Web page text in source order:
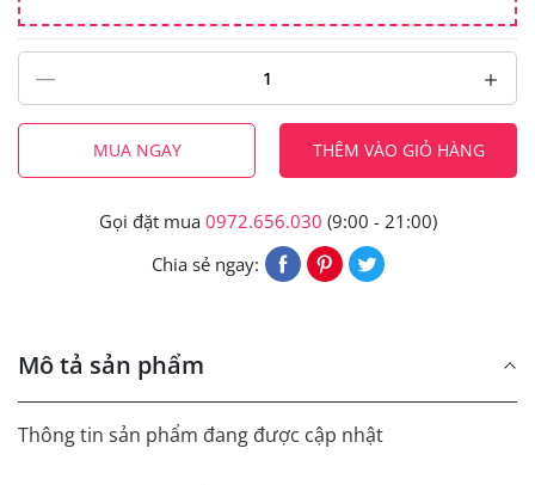
MUA NGAY THÊM VÀO GIỎ HÀNG
Gọi đặt mua 0972.656.030 (9:00 - 21:00)
Chia sẻ ngay:
Mô tả sản phẩm
Thông tin sản phẩm đang được cập nhật